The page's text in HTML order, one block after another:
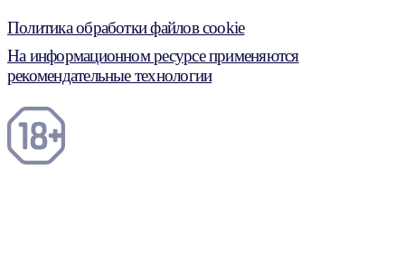
Политика обработки файлов cookie
На информационном ресурсе применяются
рекомендательные технологии